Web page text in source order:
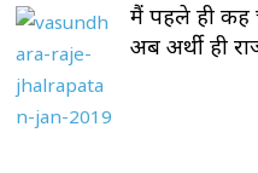
मैं पहले ही कह
अब अर्थी ही